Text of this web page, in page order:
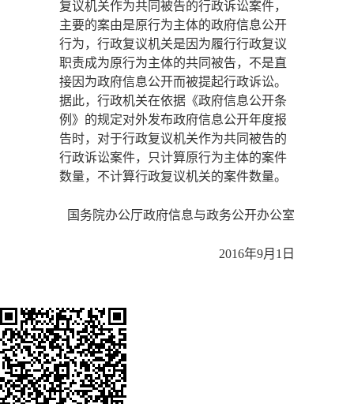
复议机关作为共同被告的行政诉讼案件，
主要的案由是原行为主体的政府信息公开
行为，行政复议机关是因为履行行政复议
职责成为原行为主体的共同被告，不是直
接因为政府信息公开而被提起行政诉讼。
据此，行政机关在依据《政府信息公开条
例》的规定对外发布政府信息公开年度报
告时，对于行政复议机关作为共同被告的
行政诉讼案件，只计算原行为主体的案件
数量，不计算行政复议机关的案件数量。
国务院办公厅政府信息与政务公开办公室
2016年9月1日